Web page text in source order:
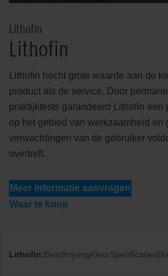
Lithofin
Lithofin
Lithofin hecht grote waarde aan de
product als de service. Door
praktijktests garandeerd Lithofin een
op het gebied van werkzaamheid en
verwachtingen van de gebruiker
overtreft.
Meer informatie aanvragen
Waar te koop
Lithofin:BeschrijvingKleurSpecificaties